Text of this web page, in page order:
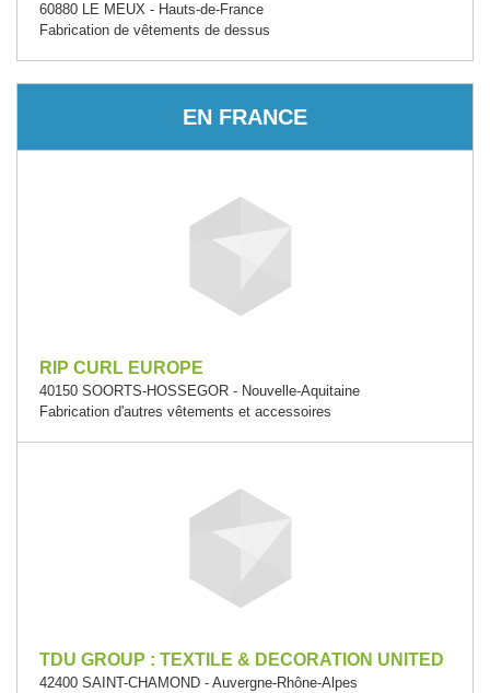
60880 LE MEUX - Hauts-de-France
Fabrication de vêtements de dessus
EN FRANCE
RIP CURL EUROPE
40150 SOORTS-HOSSEGOR - Nouvelle-Aquitaine
Fabrication d'autres vêtements et accessoires
TDU GROUP : TEXTILE & DECORATION UNITED
42400 SAINT-CHAMOND - Auvergne-Rhône-Alpes